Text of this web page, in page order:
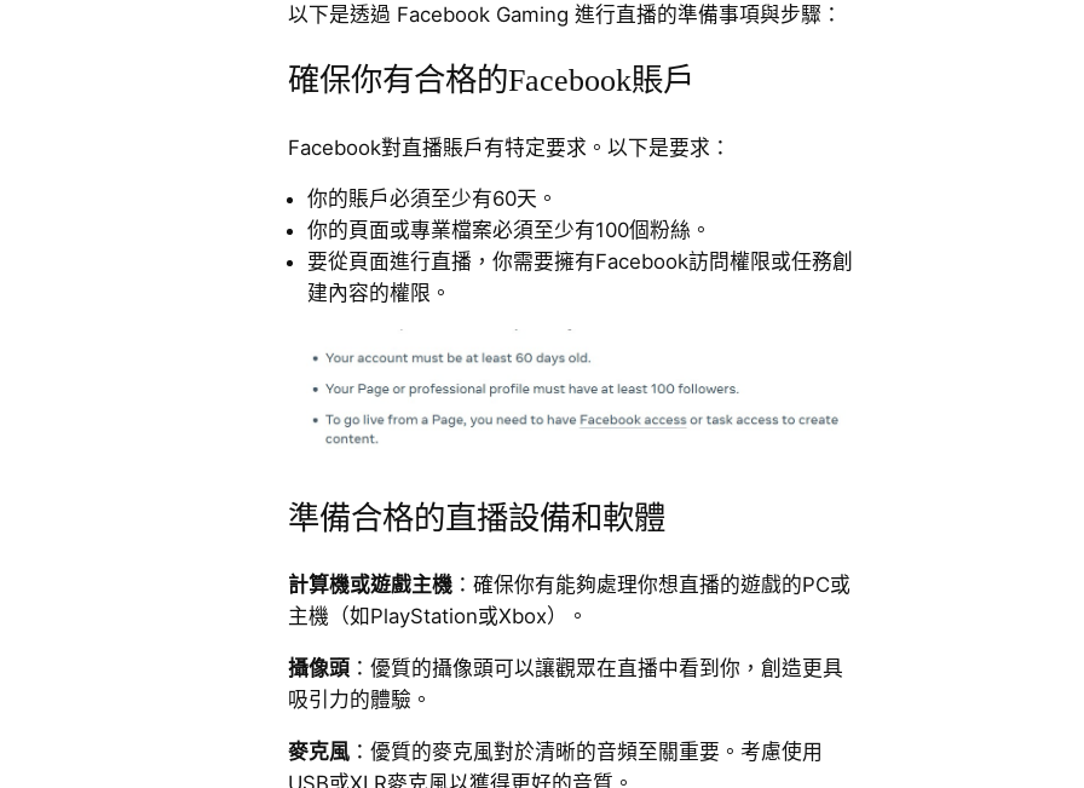
以下是透過 Facebook Gaming 進行直播的準備事項與步驟：
確保你有合格的Facebook賬戶
Facebook對直播賬戶有特定要求。以下是要求：
你的賬戶必須至少有60天。
你的頁面或專業檔案必須至少有100個粉絲。
要從頁面進行直播，你需要擁有Facebook訪問權限或任務創
建內容的權限。
準備合格的直播設備和軟體
計算機或遊戲主機 ：確保你有能夠處理你想直播的遊戲的PC或
主機（如PlayStation或Xbox）。
攝像頭 ：優質的攝像頭可以讓觀眾在直播中看到你，創造更具
吸引力的體驗。
麥克風 ：優質的麥克風對於清晰的音頻至關重要。考慮使用
USB或XLR麥克風以獲得更好的音質。